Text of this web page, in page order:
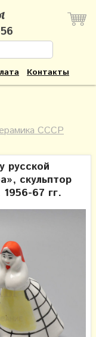
Контакты
СССР
русской
скульптор
67 гг.